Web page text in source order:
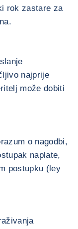
rok zastare za
najprije
može dobiti
o nagodbi,
naplate,
postupku (ley